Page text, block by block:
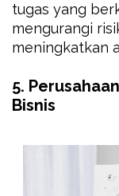
tugas yang
mengurangi
meningkatkan
5.
Bisnis